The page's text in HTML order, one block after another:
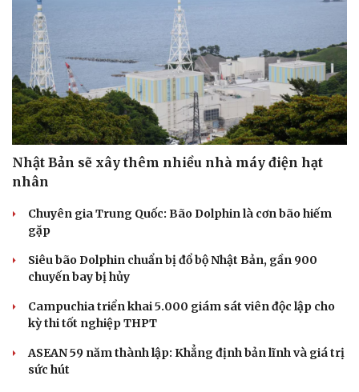
Nhật Bản sẽ xây thêm nhiều nhà máy điện hạt
nhân
Chuyên gia Trung Quốc: Bão Dolphin là cơn bão hiếm
gặp
Siêu bão Dolphin chuẩn bị đổ bộ Nhật Bản, gần 900
chuyến bay bị hủy
Campuchia triển khai 5.000 giám sát viên độc lập cho
kỳ thi tốt nghiệp THPT
ASEAN 59 năm thành lập: Khẳng định bản lĩnh và giá trị
sức hút